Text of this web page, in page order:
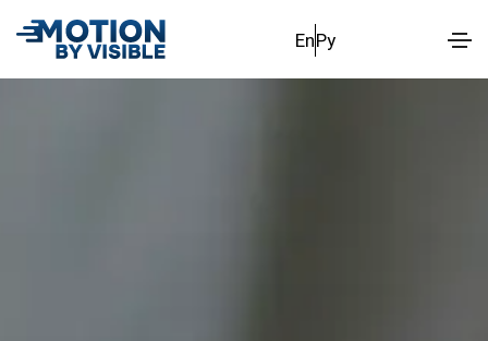
EnРу